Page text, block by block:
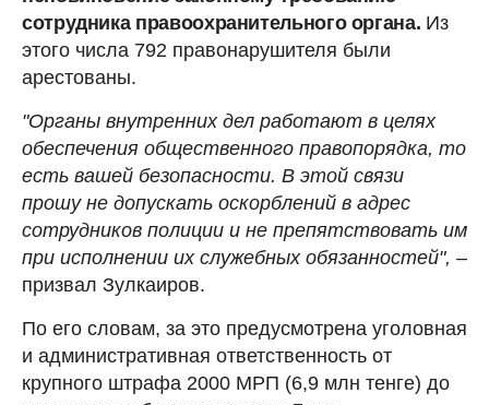
сотрудника правоохранительного органа. Из
этого числа 792 правонарушителя были
арестованы.
"Органы внутренних дел работают в целях
обеспечения общественного правопорядка, то
есть вашей безопасности. В этой связи
прошу не допускать оскорблений в адрес
сотрудников полиции и не препятствовать им
при исполнении их служебных обязанностей", –
призвал Зулкаиров.
По его словам, за это предусмотрена уголовная
и административная ответственность от
крупного штрафа 2000 МРП (6,9 млн тенге) до